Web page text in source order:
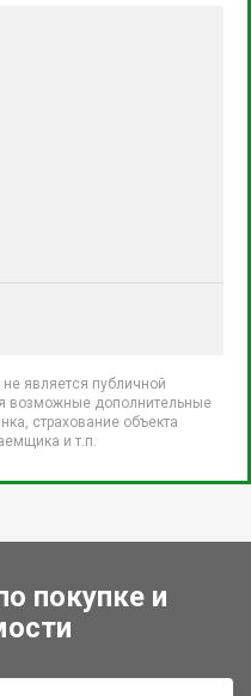
является публичной
возможные дополнительные
страхование объекта
и т.п.
покупке и